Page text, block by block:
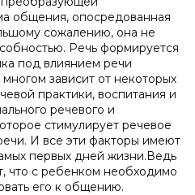
общения, опосредованная
сожалению, она не
Речь формируется
под влиянием речи
зависит от некоторых
практики, воспитания и
речевого и
стимулирует речевое
И все эти факторы имеют
первых дней жизни.Ведь
что с ребенком необходимо
его к общению.